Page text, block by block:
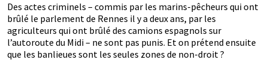
Des actes criminels – commis par les marins-pêcheurs qui ont
brûlé le parlement de Rennes il y a deux ans, par les
agriculteurs qui ont brûlé des camions espagnols sur
l’autoroute du Midi – ne sont pas punis. Et on prétend ensuite
que les banlieues sont les seules zones de non-droit ?